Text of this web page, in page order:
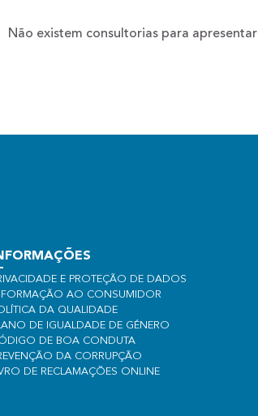
Não existem consultorias para apresentar
E PROTEÇÃO DE DADOS
AO CONSUMIDOR
DA QUALIDADE
DE IGUALDADE DE GÉNERO
DE BOA CONDUTA
DA CORRUPÇÃO
DE RECLAMAÇÕES ONLINE